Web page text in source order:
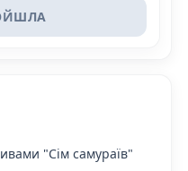
"Сім самураїв"